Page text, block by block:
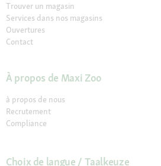
Trouver un magasin
Services dans nos magasins
Ouvertures
Contact
À propos de Maxi Zoo
à propos de nous
Recrutement
Compliance
Choix de langue / Taalkeuze